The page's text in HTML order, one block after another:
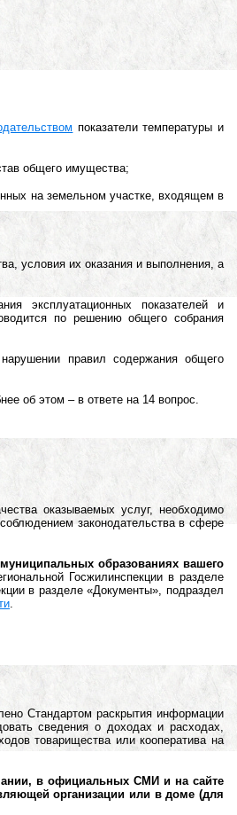
показатели температуры и
общего имущества;
на земельном участке, входящем в
условия их оказания и выполнения, а
эксплуатационных показателей и
по решению общего собрания
правил содержания общего
об этом – в ответе на 14 вопрос.
оказываемых услуг, необходимо
законодательства в сфере
образованиях вашего
Госжилинспекции в разделе
в разделе «Документы», подраздел
Стандартом раскрытия информации
сведения о доходах и расходах,
товарищества или кооператива на
в официальных СМИ и на сайте
организации или в доме (для